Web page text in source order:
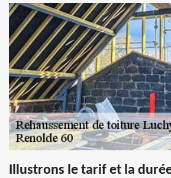
Illustrons le tarif et la